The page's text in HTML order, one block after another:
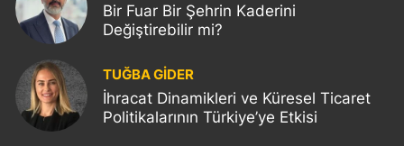
Bir Fuar Bir Şehrin Kaderini
Değiştirebilir mi?
TUĞBA GİDER
İhracat Dinamikleri ve Küresel Ticaret
Politikalarının Türkiye’ye Etkisi